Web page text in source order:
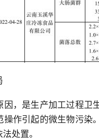
，是生产加工过程卫
操作引起的微生物污染
处置。